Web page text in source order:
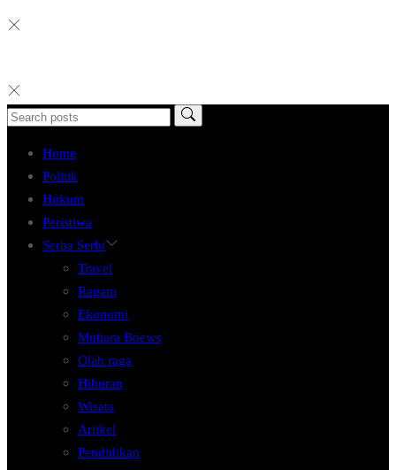
Home
Politik
Hukum
Peristiwa
Serba Serbi
Travel
Ragam
Ekonomi
Mutiara Bnews
Olah raga
Hiburan
Wisata
Artikel
Pendidikan